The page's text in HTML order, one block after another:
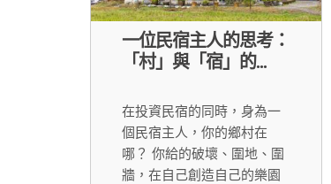
一位民宿主人的思考：
「村」與「宿」的...
在投資民宿的同時，身為一
個民宿主人，你的鄉村在
哪？ 你給的破壞、圍地、圍
牆，在自己創造自己的樂園